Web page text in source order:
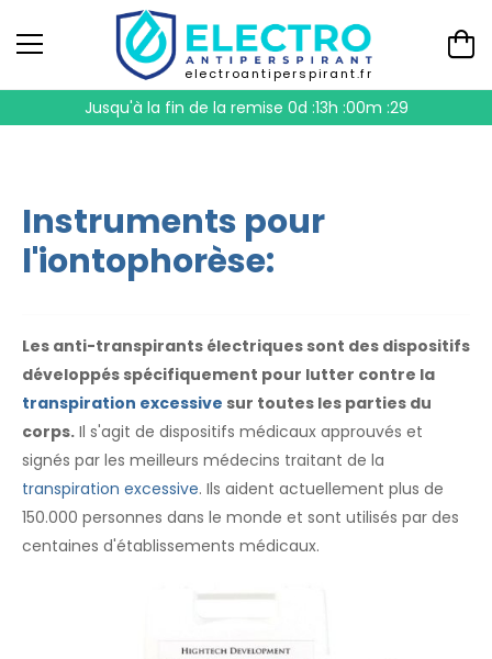
electroantiperspirant.fr
Jusqu'à la fin de la remise 0d :13h :00m :28
Instruments pour
l'iontophorèse:
Les anti-transpirants électriques sont des dispositifs
développés spécifiquement pour lutter contre la
transpiration excessive sur toutes les parties du
corps. Il s'agit de dispositifs médicaux approuvés et
signés par les meilleurs médecins traitant de la
transpiration excessive. Ils aident actuellement plus de
150.000 personnes dans le monde et sont utilisés par des
centaines d'établissements médicaux.